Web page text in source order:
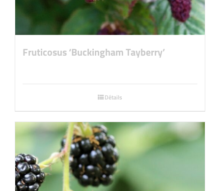
Fruticosus ‘Buckingham Tayberry’
Détails